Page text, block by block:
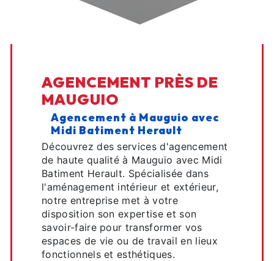
AGENCEMENT PRÈS DE
MAUGUIO
Agencement à Mauguio avec
Midi Batiment Herault
Découvrez des services d'agencement
de haute qualité à Mauguio avec Midi
Batiment Herault. Spécialisée dans
l'aménagement intérieur et extérieur,
notre entreprise met à votre
disposition son expertise et son
savoir-faire pour transformer vos
espaces de vie ou de travail en lieux
fonctionnels et esthétiques.